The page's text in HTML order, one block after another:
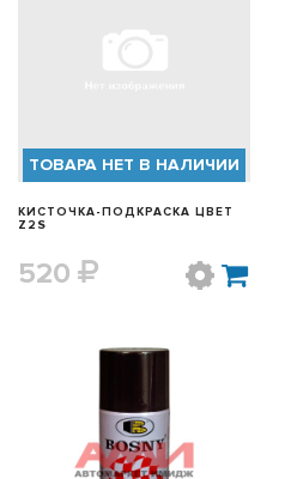
ТОВАРА НЕТ В НАЛИЧИИ
КИСТОЧКА-ПОДКРАСКА ЦВЕТ
Z2S
520
БЫСТРЫЙ ПРОСМОТР